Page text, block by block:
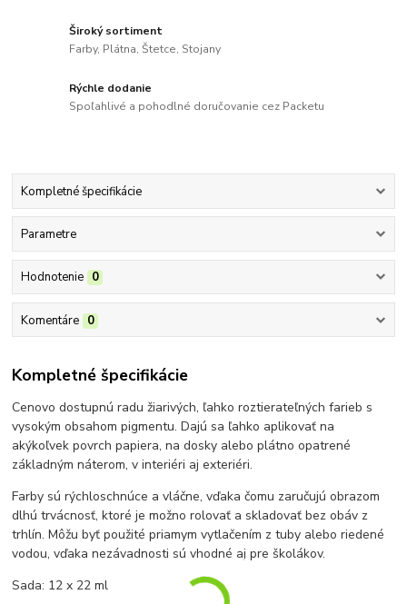
Široký sortiment
Farby, Plátna, Štetce, Stojany
Rýchle dodanie
Spoľahlivé a pohodlné doručovanie cez Packetu
Kompletné špecifikácie
Parametre
Hodnotenie 0
Komentáre 0
Kompletné špecifikácie
Cenovo dostupnú radu žiarivých, ľahko roztierateľných farieb s
vysokým obsahom pigmentu. Dajú sa ľahko aplikovať na
akýkoľvek povrch papiera, na dosky alebo plátno opatrené
základným náterom, v interiéri aj exteriéri.
Farby sú rýchloschnúce a vláčne, vďaka čomu zaručujú obrazom
dlhú trvácnosť, ktoré je možno rolovať a skladovať bez obáv z
trhlín. Môžu byť použité priamym vytlačením z tuby alebo riedené
vodou, vďaka nezávadnosti sú vhodné aj pre školákov.
Sada: 12 x 22 ml